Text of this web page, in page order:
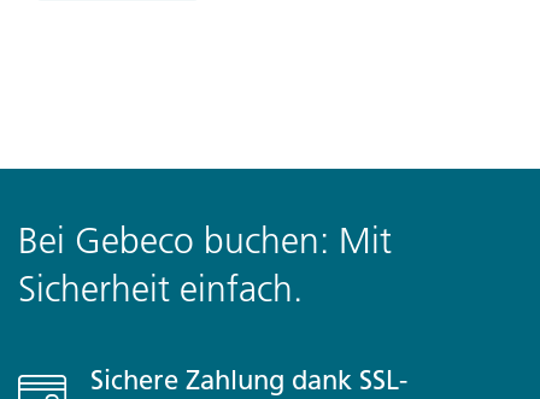
Bei Gebeco buchen: Mit
Sicherheit einfach.
Sichere Zahlung dank SSL-